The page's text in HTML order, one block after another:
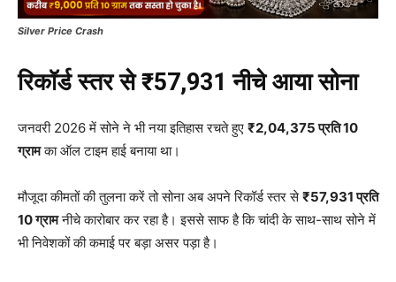
Silver Price Crash
रिकॉर्ड स्तर से ₹57,931 नीचे आया सोना
जनवरी 2026 में सोने ने भी नया इतिहास रचते हुए ₹2,04,375 प्रति 10
ग्रामका ऑल टाइम हाई बनाया था।
मौजूदा कीमतों की तुलना करें तो सोना अब अपने रिकॉर्ड स्तर से₹57,931 प्रति
10 ग्रामनीचे कारोबार कर रहा है। इससे साफ है कि चांदी के साथ-साथ सोने में
भी निवेशकों की कमाई पर बड़ा असर पड़ा है।